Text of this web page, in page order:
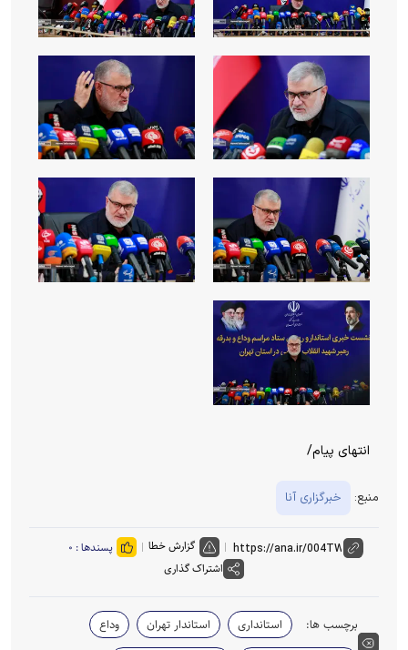
انتهای پیام/
منبع: خبرگزاری آنا
گزارش خطا پسندها : ۰
اشتراک گذاری
برچسب ها: استانداری استاندار تهران
وداع